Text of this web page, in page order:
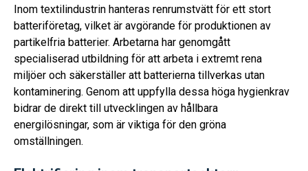
Inom textilindustrin hanteras renrumstvätt för ett stort
batteriföretag, vilket är avgörande för produktionen av
partikelfria batterier. Arbetarna har genomgått
specialiserad utbildning för att arbeta i extremt rena
miljöer och säkerställer att batterierna tillverkas utan
kontaminering. Genom att uppfylla dessa höga hygienkrav
bidrar de direkt till utvecklingen av hållbara
energilösningar, som är viktiga för den gröna
omställningen.